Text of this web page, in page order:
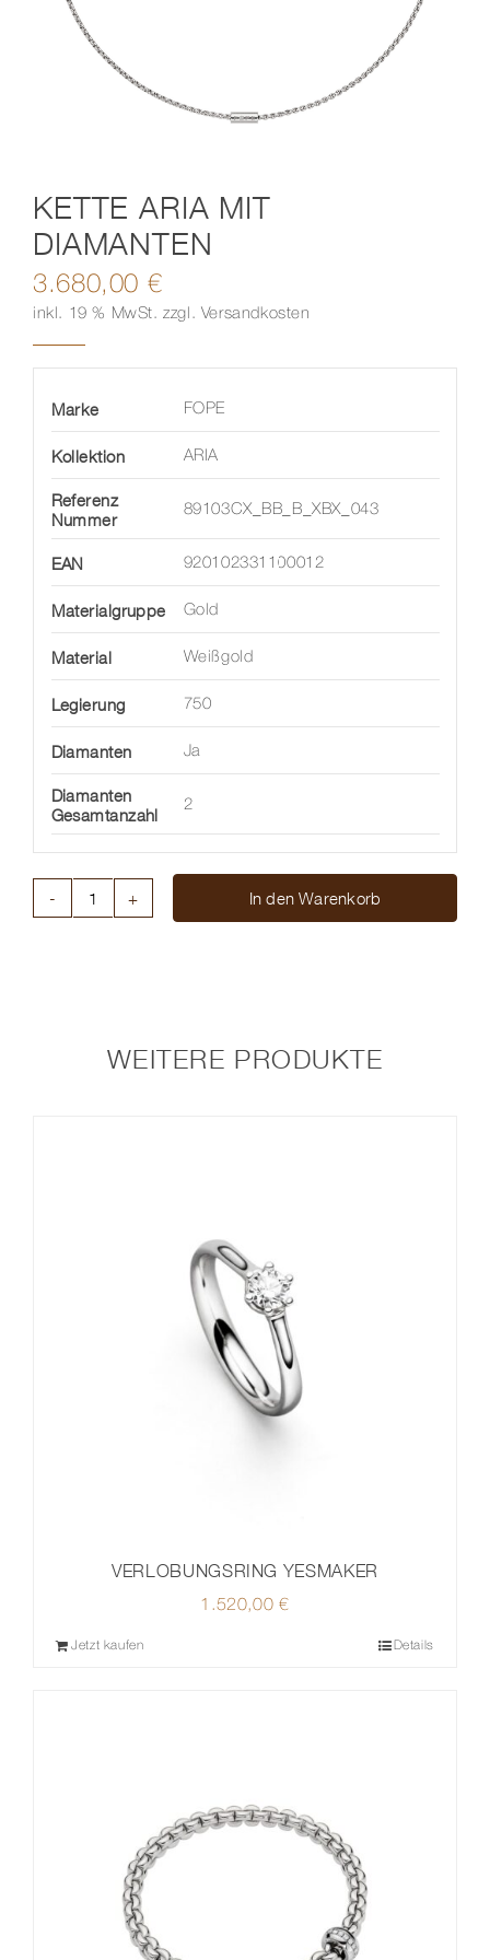
Kontakt
KETTE ARIA MIT
DIAMANTEN
3.680,00 €
inkl. 19 % MwSt. zzgl. Versandkosten
Marke FOPE
Kollektion ARIA
Referenz
Nummer
89103CX_BB_B_XBX_043
EAN 920102331100012
Materialgruppe Gold
Material Weißgold
Legierung 750
Diamanten Ja
Diamanten
Gesamtanzahl
2
In den Warenkorb
WEITERE PRODUKTE
VERLOBUNGSRING YESMAKER
1.520,00€
Jetzt kaufen Details